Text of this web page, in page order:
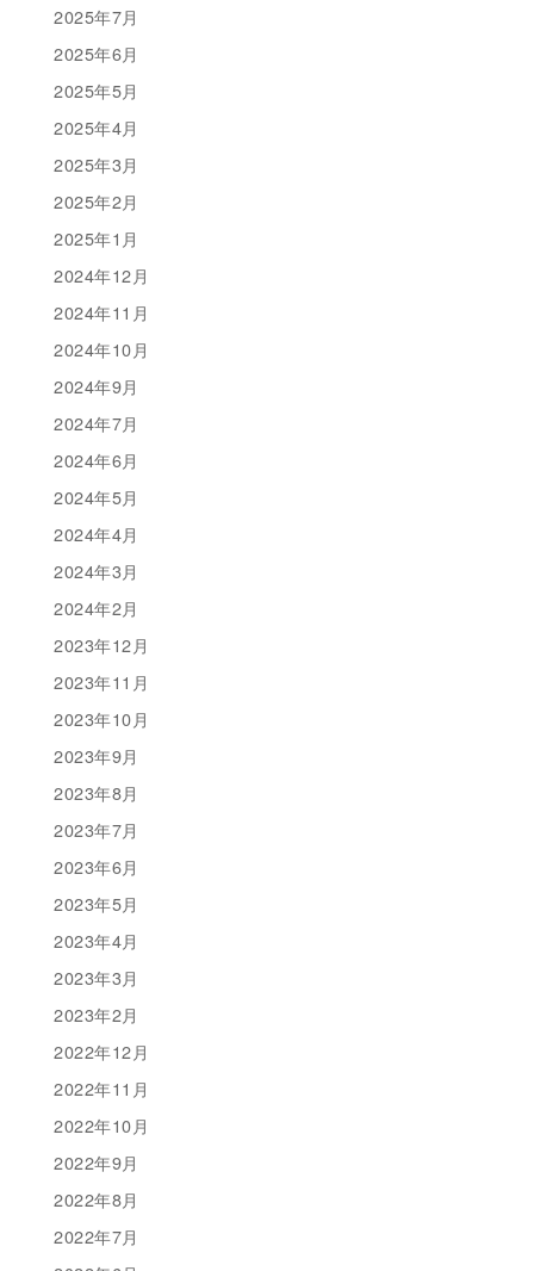
2025年7月
2025年6月
2025年5月
2025年4月
2025年3月
2025年2月
2025年1月
2024年12月
2024年11月
2024年10月
2024年9月
2024年7月
2024年6月
2024年5月
2024年4月
2024年3月
2024年2月
2023年12月
2023年11月
2023年10月
2023年9月
2023年8月
2023年7月
2023年6月
2023年5月
2023年4月
2023年3月
2023年2月
2022年12月
2022年11月
2022年10月
2022年9月
2022年8月
2022年7月